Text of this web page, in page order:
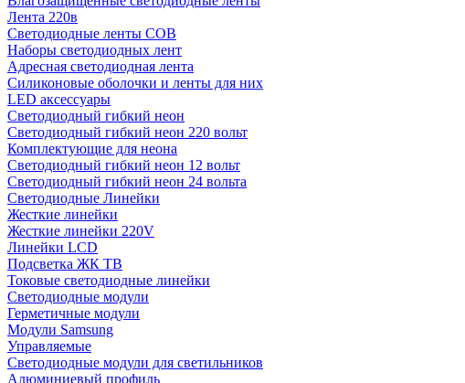
Лента 220в
Светодиодные ленты COB
Наборы светодиодных лент
Адресная светодиодная лента
Силиконовые оболочки и ленты для них
LED аксессуары
Светодиодный гибкий неон
Светодиодный гибкий неон 220 вольт
Комплектующие для неона
Светодиодный гибкий неон 12 вольт
Светодиодный гибкий неон 24 вольта
Светодиодные Линейки
Жесткие линейки
Жесткие линейки 220V
Линейки LCD
Подсветка ЖК ТВ
Токовые светодиодные линейки
Светодиодные модули
Герметичные модули
Модули Samsung
Управляемые
Светодиодные модули для светильников
Алюминиевый профиль